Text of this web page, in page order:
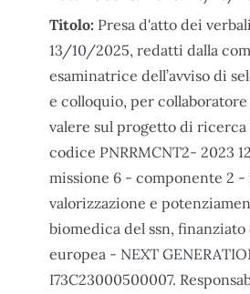
Titolo: Presa d'atto dei
13/10/2025, redatti dalla
esaminatrice dell’avviso di
e colloquio, per
valere sul progetto di
codice PNRRMCNT2- 2023
missione 6 - componente 2 -
valorizzazione e
biomedica del ssn, finanziato
europea - NEXT
I73C23000500007.